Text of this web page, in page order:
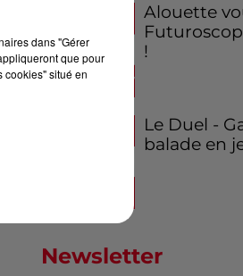
Alouette
!
Le Duel -
balade en
Newsletter
dans "Gérer
que pour
cookies" situé en